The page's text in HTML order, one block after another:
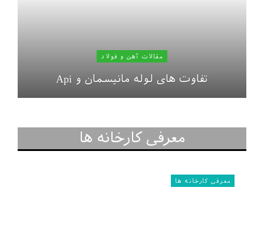
مقالات آهن و فولاد
تفاوت های لوله مانیسمان و Api
معرفی کارخانه ها
معرفی کارخانه ها